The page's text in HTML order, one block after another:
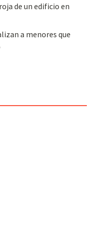
de un edificio en
a menores que